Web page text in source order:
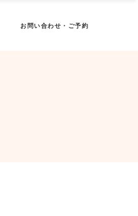
お問い合わせ・ご予約